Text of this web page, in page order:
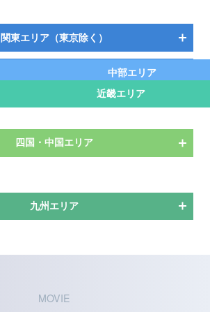
関東エリア（東京除く）
中部エリア
近畿エリア
四国・中国エリア
九州エリア
MOVIE